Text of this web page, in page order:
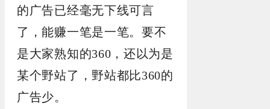
的广告已经毫无下线可言
了，能赚一笔是一笔。要不
是大家熟知的360，还以为是
某个野站了，野站都比360的
广告少。